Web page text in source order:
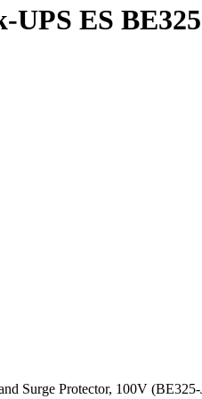
ES
Surge Protector, 100V (BE325-